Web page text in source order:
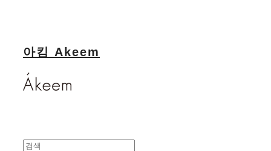
아킴 Akeem